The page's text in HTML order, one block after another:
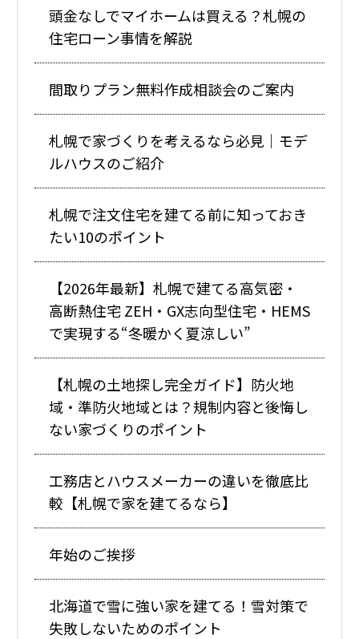
頭金なしでマイホームは買える？札幌の
住宅ローン事情を解説
間取りプラン無料作成相談会のご案内
札幌で家づくりを考えるなら必見｜モデ
ルハウスのご紹介
札幌で注文住宅を建てる前に知っておき
たい10のポイント
【2026年最新】札幌で建てる高気密・
高断熱住宅 ZEH・GX志向型住宅・HEMS
で実現する“冬暖かく夏涼しい”
【札幌の土地探し完全ガイド】防火地
域・準防火地域とは？規制内容と後悔し
ない家づくりのポイント
工務店とハウスメーカーの違いを徹底比
較【札幌で家を建てるなら】
年始のご挨拶
北海道で雪に強い家を建てる！雪対策で
失敗しないためのポイント